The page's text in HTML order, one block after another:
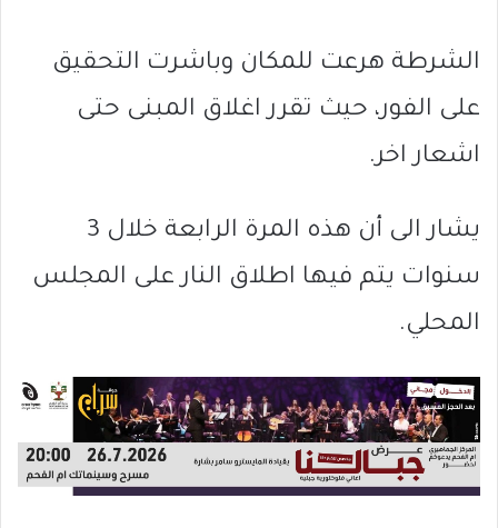
الشرطة هرعت للمكان وباشرت التحقيق
على الفور، حيث تقرر اغلاق المبنى حتى
اشعار اخر.
يشار الى أن هذه المرة الرابعة خلال 3
سنوات يتم فيها اطلاق النار على المجلس
المحلي.